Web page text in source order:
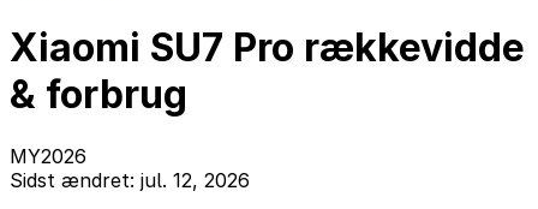
Xiaomi SU7 Pro rækkevidde
& forbrug
MY2026
Sidst ændret: jul. 12, 2026